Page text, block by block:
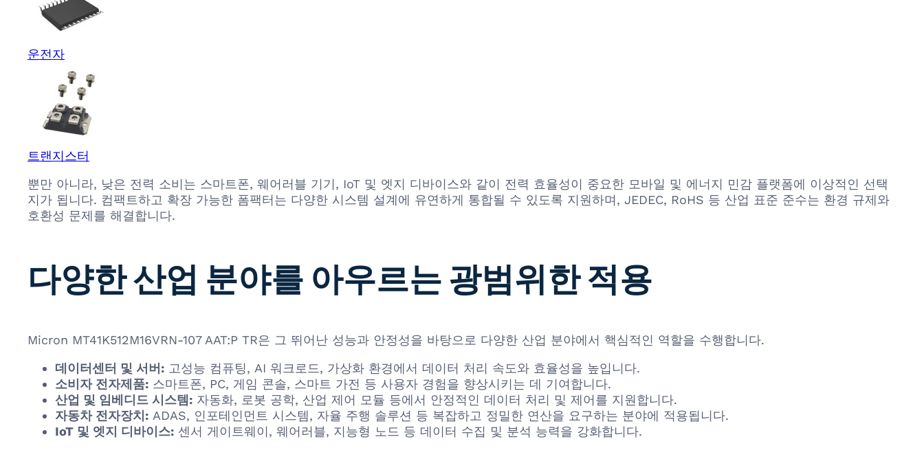
운전자
트랜지스터
뿐만 아니라, 낮은 전력 소비는 스마트폰, 웨어러블 기기, IoT 및 엣지 디바이스와 같이 전력 효율성이 중요한 모바일 및 에너지 민감 플랫폼에 이상적인 선택
지가 됩니다. 컴팩트하고 확장 가능한 폼팩터는 다양한 시스템 설계에 유연하게 통합될 수 있도록 지원하며, JEDEC, RoHS 등 산업 표준 준수는 환경 규제와
호환성 문제를 해결합니다.
다양한 산업 분야를 아우르는 광범위한 적용
Micron MT41K512M16VRN-107 AAT:P TR은 그 뛰어난 성능과 안정성을 바탕으로 다양한 산업 분야에서 핵심적인 역할을 수행합니다.
데이터센터 및 서버: 고성능 컴퓨팅, AI 워크로드, 가상화 환경에서 데이터 처리 속도와 효율성을 높입니다.
소비자 전자제품: 스마트폰, PC, 게임 콘솔, 스마트 가전 등 사용자 경험을 향상시키는 데 기여합니다.
산업 및 임베디드 시스템: 자동화, 로봇 공학, 산업 제어 모듈 등에서 안정적인 데이터 처리 및 제어를 지원합니다.
자동차 전자장치: ADAS, 인포테인먼트 시스템, 자율 주행 솔루션 등 복잡하고 정밀한 연산을 요구하는 분야에 적용됩니다.
IoT 및 엣지 디바이스: 센서 게이트웨이, 웨어러블, 지능형 노드 등 데이터 수집 및 분석 능력을 강화합니다.